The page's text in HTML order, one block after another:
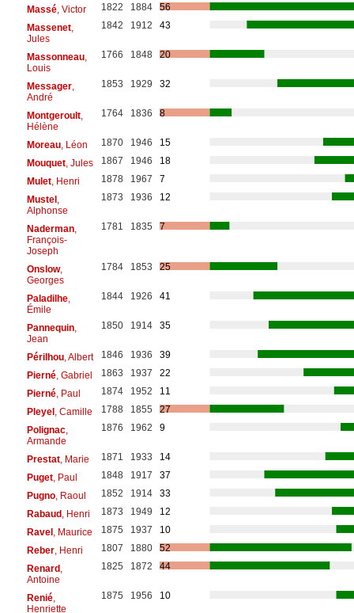
Massé, Victor 1822 1884
56
Massenet,
Jules
1842 1912 43
Massonneau,
Louis
1766 1848 20
Messager,
André
1853 1929 32
Montgeroult,
Hélène
1764 1836 8
Moreau, Léon 1870 1946
15
Mouquet, Jules 1867 1946
18
Mulet, Henri 1878 1967
7
Mustel,
Alphonse
1873 1936 12
Naderman,
François-
Joseph
1781 1835 7
Onslow,
Georges
1784 1853 25
Paladilhe,
Émile
1844 1926 41
Pannequin,
Jean
1850 1914 35
Périlhou, Albert 1846 1936
39
Pierné, Gabriel 1863 1937
22
Pierné, Paul 1874 1952
11
Pleyel, Camille 1788 1855
27
Polignac,
Armande
1876 1962 9
Prestat, Marie 1871 1933
14
Puget, Paul 1848 1917
37
Pugno, Raoul 1852 1914
33
Rabaud, Henri 1873 1949
12
Ravel, Maurice 1875 1937
10
Reber, Henri 1807 1880
52
Renard,
Antoine
1825 1872 44
Renié,
Henriette
1875 1956 10